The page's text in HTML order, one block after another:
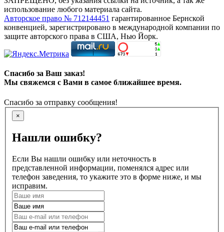
использование любого материала сайта.
Авторское право № 712144451 гарантированное Бернской
конвенцией, зарегистрировано в международной компании по
защите авторского права в США, Нью Йорк.
Спасибо за Ваш заказ!
Мы свяжемся с Вами в самое ближайшее время.
Спасибо за отправку сообщения!
×
Нашли ошибку?
Если Вы нашли ошибку или неточность в
представленной информации, поменялся адрес или
телефон заведения, то укажите это в форме ниже, и мы
исправим.